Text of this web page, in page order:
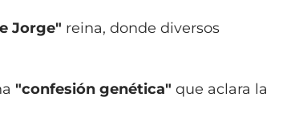
Jorge" reina, donde diversos
"confesión genética" que aclara la